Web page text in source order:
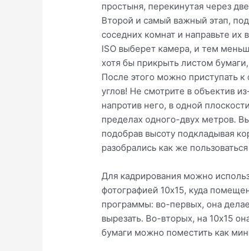
простыня, перекинутая через
Второй и самый важный этап,
соседних комнат и направьте
ISO выберет камера, и тем
хотя бы прикрыть листом
После этого можно приступать
углов! Не смотрите в объектив
напротив него, в одной
пределах одного-двух метров.
подобрав высоту подкладывая
разобрались как же
Для кадрирования можно
фотографией 10х15, куда
программы: во-первых, она
вырезать. Во-вторых, на 10х15
бумаги можно поместить как